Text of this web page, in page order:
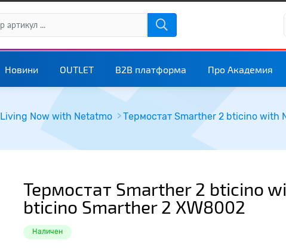
Новини OUTLET B2B платформа Про Академия
Living Now with Netatmo
Термостат Smarther 2 bticino
bticino Smarther 2 XW8002
Наличен